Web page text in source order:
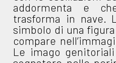
addormenta e
trasforma in nave.
simbolo di una
compare
Le imago